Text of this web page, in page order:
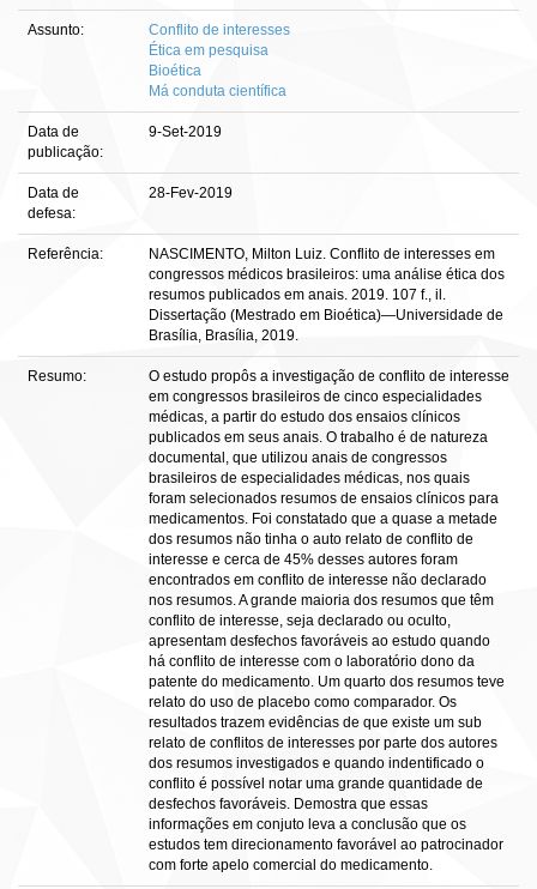
Assunto:
Conflito de interesses
Ética em pesquisa
Bioética
Má conduta científica
Data de
publicação:
9-Set-2019
Data de
defesa:
28-Fev-2019
Referência:
NASCIMENTO, Milton Luiz. Conflito de interesses em
congressos médicos brasileiros: uma análise ética dos
resumos publicados em anais. 2019. 107 f., il.
Dissertação (Mestrado em Bioética)—Universidade de
Brasília, Brasília, 2019.
Resumo:
O estudo propôs a investigação de conflito de interesse
em congressos brasileiros de cinco especialidades
médicas, a partir do estudo dos ensaios clínicos
publicados em seus anais. O trabalho é de natureza
documental, que utilizou anais de congressos
brasileiros de especialidades médicas, nos quais
foram selecionados resumos de ensaios clínicos para
medicamentos. Foi constatado que a quase a metade
dos resumos não tinha o auto relato de conflito de
interesse e cerca de 45% desses autores foram
encontrados em conflito de interesse não declarado
nos resumos. A grande maioria dos resumos que têm
conflito de interesse, seja declarado ou oculto,
apresentam desfechos favoráveis ao estudo quando
há conflito de interesse com o laboratório dono da
patente do medicamento. Um quarto dos resumos teve
relato do uso de placebo como comparador. Os
resultados trazem evidências de que existe um sub
relato de conflitos de interesses por parte dos autores
dos resumos investigados e quando indentificado o
conflito é possível notar uma grande quantidade de
desfechos favoráveis. Demostra que essas
informações em conjuto leva a conclusão que os
estudos tem direcionamento favorável ao patrocinador
com forte apelo comercial do medicamento.